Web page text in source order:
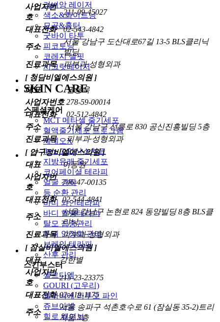
라비앙 레이저
색소&화이트닝
모공&흉터
굿바이 타투
피코토닝
코레지 셀핏
시크릿레이저
SKIN CARE
스페셜케어
MCT 메타셀 줄기세포
혈액줄기세포 프로그램
제네오X
Ibex 고압산소치료
지방유래 줄기세포
코어페이셜 테라피
얼굴 경락
등 순환 관리
바디 와인테라피
바디 힐링테라피
탈모 집중관리
두피 안정화 관리
브레인 테라피
산후 관리
스킨부스터
셀르디엠
GOURI (고우리)
엘라비에 리투오 파인
쥬브아셀
힐로 웨이브
사업자번
호
211-09-45027
대표전화 02-543-4842
주소
서울 강남구 도산대로67길 13-5 BLS클리닉
빌딩
진료과목
피부과·성형외과
[ 청담비엘에스의원 ]
대표
권용욱
사업자번호 278-59-00014
대표전화
02-512-4842
주소
서울 강남구 선릉로 830 공신진흥빌딩 5층
진료과목
피부과·성형외과
[ 압구정비엘에스의원 ]
대표
이동원
사업자번
호
746-47-00135
대표전화 02-544-4841
주소
서울 강남구 논현로 824 동양빌딩 8층 BLS클
리닉
진료과목
피부과·성형외과
[ 잠실비엘에스의원 ]
대표
강한별
사업자번
호
215-23-23375
대표전화 02-419-1175
주소
서울 송파구 석촌호수로 61 (잠실동 35-2)트리
지움 3층